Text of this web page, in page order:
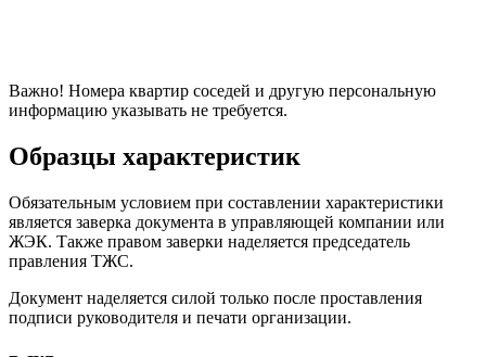
Важно! Номера квартир соседей и другую персональную
информацию указывать не требуется.
Образцы характеристик
Обязательным условием при составлении характеристики
является заверка документа в управляющей компании или
ЖЭК. Также правом заверки наделяется председатель
правления ТЖС.
Документ наделяется силой только после проставления
подписи руководителя и печати организации.